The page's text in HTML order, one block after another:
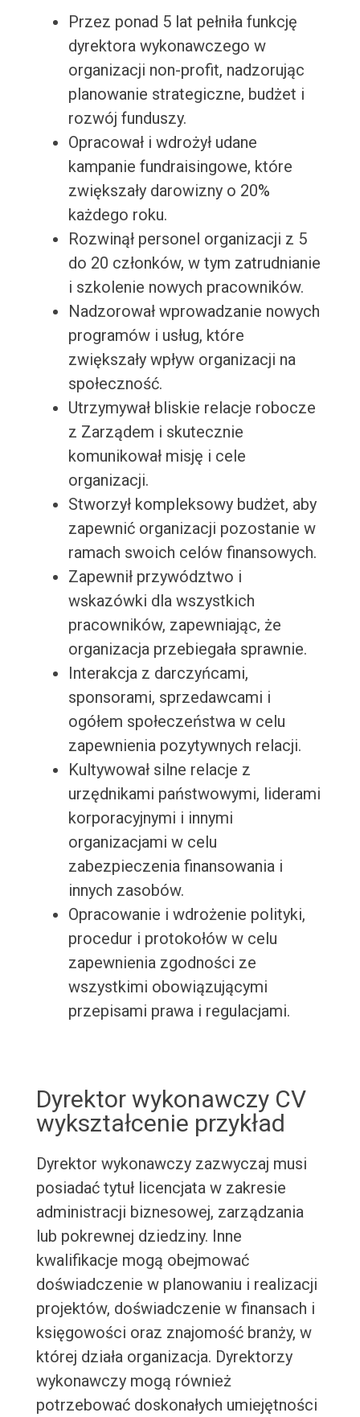
Przez ponad 5 lat pełniła funkcję
dyrektora wykonawczego w
organizacji non-profit, nadzorując
planowanie strategiczne, budżet i
rozwój funduszy.
Opracował i wdrożył udane
kampanie fundraisingowe, które
zwiększały darowizny o 20%
każdego roku.
Rozwinął personel organizacji z 5
do 20 członków, w tym zatrudnianie
i szkolenie nowych pracowników.
Nadzorował wprowadzanie nowych
programów i usług, które
zwiększały wpływ organizacji na
społeczność.
Utrzymywał bliskie relacje robocze
z Zarządem i skutecznie
komunikował misję i cele
organizacji.
Stworzył kompleksowy budżet, aby
zapewnić organizacji pozostanie w
ramach swoich celów finansowych.
Zapewnił przywództwo i
wskazówki dla wszystkich
pracowników, zapewniając, że
organizacja przebiegała sprawnie.
Interakcja z darczyńcami,
sponsorami, sprzedawcami i
ogółem społeczeństwa w celu
zapewnienia pozytywnych relacji.
Kultywował silne relacje z
urzędnikami państwowymi, liderami
korporacyjnymi i innymi
organizacjami w celu
zabezpieczenia finansowania i
innych zasobów.
Opracowanie i wdrożenie polityki,
procedur i protokołów w celu
zapewnienia zgodności ze
wszystkimi obowiązującymi
przepisami prawa i regulacjami.
Dyrektor wykonawczy CV
wykształcenie przykład
Dyrektor wykonawczy zazwyczaj musi
posiadać tytuł licencjata w zakresie
administracji biznesowej, zarządzania
lub pokrewnej dziedziny. Inne
kwalifikacje mogą obejmować
doświadczenie w planowaniu i realizacji
projektów, doświadczenie w finansach i
księgowości oraz znajomość branży, w
której działa organizacja. Dyrektorzy
wykonawczy mogą również
potrzebować doskonałych umiejętności